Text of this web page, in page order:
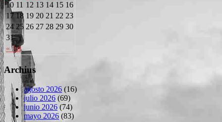
« Jul
10 11 12 13 14 15 16
17 18 19 20 21 22 23
24 25 26 27 28 29 30
31
Archius
agosto 2026 (16)
julio 2026 (69)
junio 2026 (74)
mayo 2026 (83)